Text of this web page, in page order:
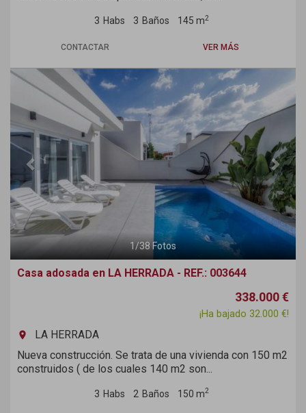
3 Habs 3 Baños 145 m2
CONTACTAR VER MÁS
Previous
1/38Fotos
Casa adosada en LA HERRADA - REF.: 003644
338.000 €
¡Ha bajado 32.000 €!
room
LA HERRADA
Nueva construcción. Se trata de una vivienda con 150 m2
construidos ( de los cuales 140 m2 son...
3 Habs 2 Baños 150 m2